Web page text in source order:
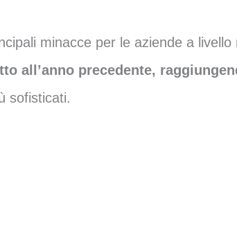
minacce per le aziende a livello
all’anno precedente,
sofisticati.